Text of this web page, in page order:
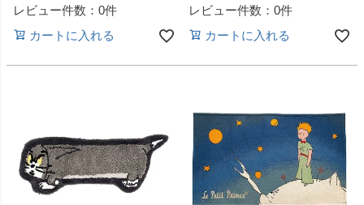
レビュー件数：0件
カートに入れる
レビュー件数：0件
カートに入れる